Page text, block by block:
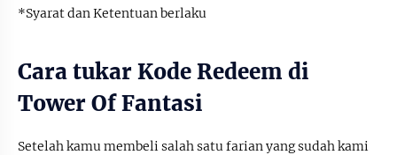
*Syarat dan Ketentuan berlaku
Cara tukar Kode Redeem di
Tower Of Fantasi
Setelah kamu membeli salah satu farian yang sudah kami